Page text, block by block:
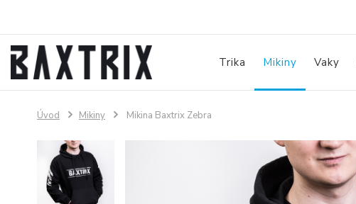
Trika Mikiny Vaky
Úvod Mikiny Mikina Baxtrix Zebra